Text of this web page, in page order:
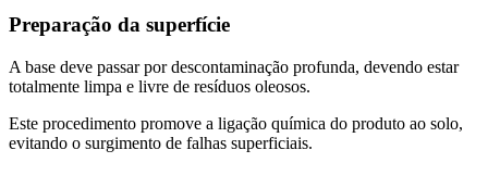
Preparação da superfície
A base deve passar por descontaminação profunda, devendo estar
totalmente limpa e livre de resíduos oleosos.
Este procedimento promove a ligação química do produto ao solo,
evitando o surgimento de falhas superficiais.